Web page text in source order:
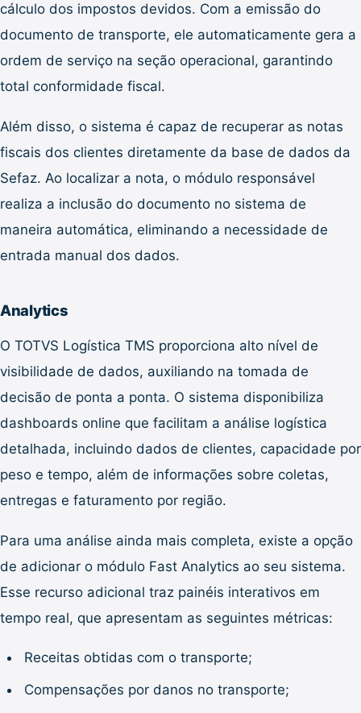
cálculo dos impostos devidos. Com a emissão do
documento de transporte, ele automaticamente gera a
ordem de serviço na seção operacional, garantindo
total conformidade fiscal.
Além disso, o sistema é capaz de recuperar as notas
fiscais dos clientes diretamente da base de dados da
Sefaz. Ao localizar a nota, o módulo responsável
realiza a inclusão do documento no sistema de
maneira automática, eliminando a necessidade de
entrada manual dos dados.
Analytics
O TOTVS Logística TMS proporciona alto nível de
visibilidade de dados, auxiliando na tomada de
decisão de ponta a ponta. O sistema disponibiliza
dashboards online que facilitam a análise logística
detalhada, incluindo dados de clientes, capacidade por
peso e tempo, além de informações sobre coletas,
entregas e faturamento por região.
Para uma análise ainda mais completa, existe a opção
de adicionar o módulo Fast Analytics ao seu sistema.
Esse recurso adicional traz painéis interativos em
tempo real, que apresentam as seguintes métricas:
Receitas obtidas com o transporte;
Compensações por danos no transporte;